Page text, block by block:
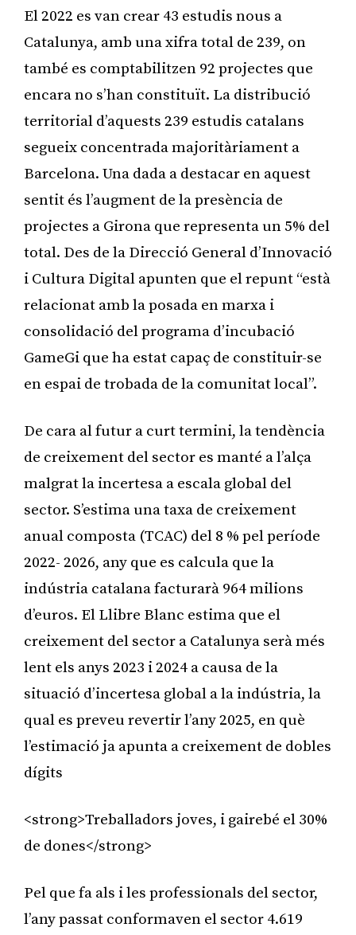
El 2022 es van crear 43 estudis nous a
Catalunya, amb una xifra total de 239, on
també es comptabilitzen 92 projectes que
encara no s’han constituït. La distribució
territorial d’aquests 239 estudis catalans
segueix concentrada majoritàriament a
Barcelona. Una dada a destacar en aquest
sentit és l’augment de la presència de
projectes a Girona que representa un 5% del
total. Des de la Direcció General d’Innovació
i Cultura Digital apunten que el repunt “està
relacionat amb la posada en marxa i
consolidació del programa d’incubació
GameGi que ha estat capaç de constituir-se
en espai de trobada de la comunitat local”.
De cara al futur a curt termini, la tendència
de creixement del sector es manté a l’alça
malgrat la incertesa a escala global del
sector. S’estima una taxa de creixement
anual composta (TCAC) del 8 % pel període
2022- 2026, any que es calcula que la
indústria catalana facturarà 964 milions
d’euros. El Llibre Blanc estima que el
creixement del sector a Catalunya serà més
lent els anys 2023 i 2024 a causa de la
situació d’incertesa global a la indústria, la
qual es preveu revertir l’any 2025, en què
l’estimació ja apunta a creixement de dobles
dígits
<strong>Treballadors joves, i gairebé el 30%
de dones</strong>
Pel que fa als i les professionals del sector,
l’any passat conformaven el sector 4.619